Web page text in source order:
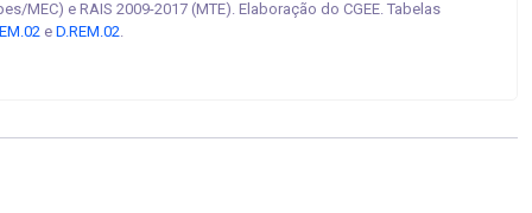
MEC) e RAIS 2009-2017 (MTE). Elaboração do CGEE. Tabelas
e D.REM.02.